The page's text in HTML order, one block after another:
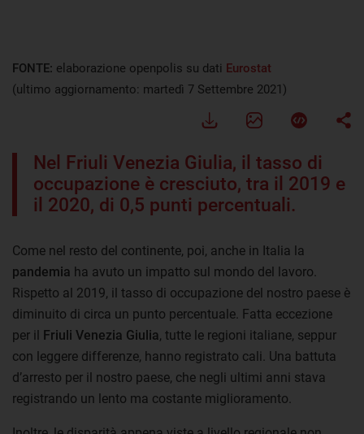
FONTE: elaborazione openpolis su dati Eurostat
(ultimo aggiornamento: martedì 7 Settembre 2021)
Nel Friuli Venezia Giulia, il tasso di
occupazione è cresciuto, tra il 2019 e
il 2020, di 0,5 punti percentuali.
Come nel resto del continente, poi, anche in Italia la
pandemia ha avuto un impatto sul mondo del lavoro.
Rispetto al 2019, il tasso di occupazione del nostro paese è
diminuito di circa un punto percentuale. Fatta eccezione
per il Friuli Venezia Giulia, tutte le regioni italiane, seppur
con leggere differenze, hanno registrato cali. Una battuta
d’arresto per il nostro paese, che negli ultimi anni stava
registrando un lento ma costante miglioramento.